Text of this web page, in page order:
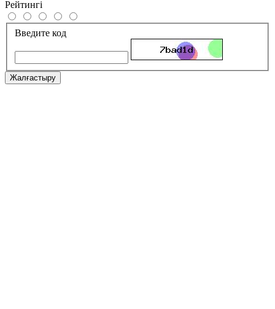
Рейтингі
Введите код
Жалғастыру